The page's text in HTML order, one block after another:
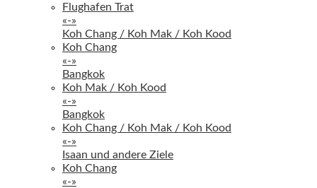
Flughafen Trat
«-»
Koh Chang / Koh Mak / Koh Kood
Koh Chang
«-»
Bangkok
Koh Mak / Koh Kood
«-»
Bangkok
Koh Chang / Koh Mak / Koh Kood
«-»
Isaan und andere Ziele
Koh Chang
«-»